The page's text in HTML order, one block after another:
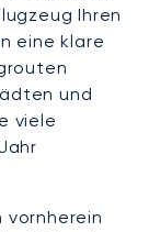
Ihren
eine klare
und
viele
vornherein